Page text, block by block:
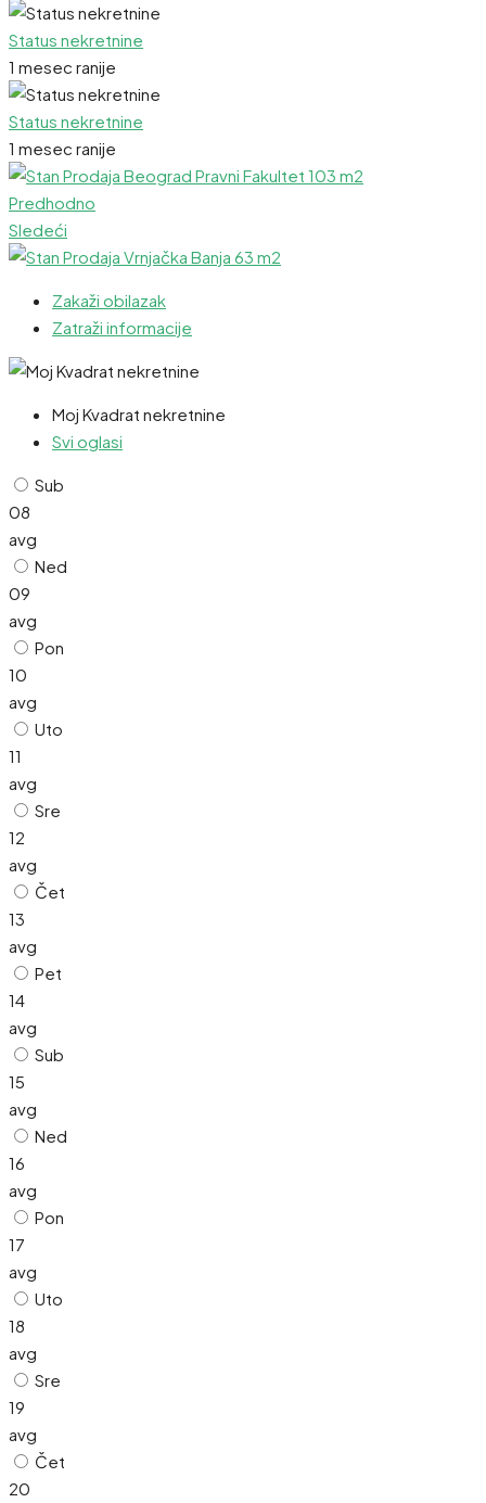
Status nekretnine
1 mesec ranije
Status nekretnine
1 mesec ranije
Predhodno
Sledeći
Zakaži obilazak
Zatraži informacije
Moj Kvadrat nekretnine
Svi oglasi
Sub
08
avg
Ned
09
avg
Pon
10
avg
Uto
11
avg
Sre
12
avg
Čet
13
avg
Pet
14
avg
Sub
15
avg
Ned
16
avg
Pon
17
avg
Uto
18
avg
Sre
19
avg
Čet
20